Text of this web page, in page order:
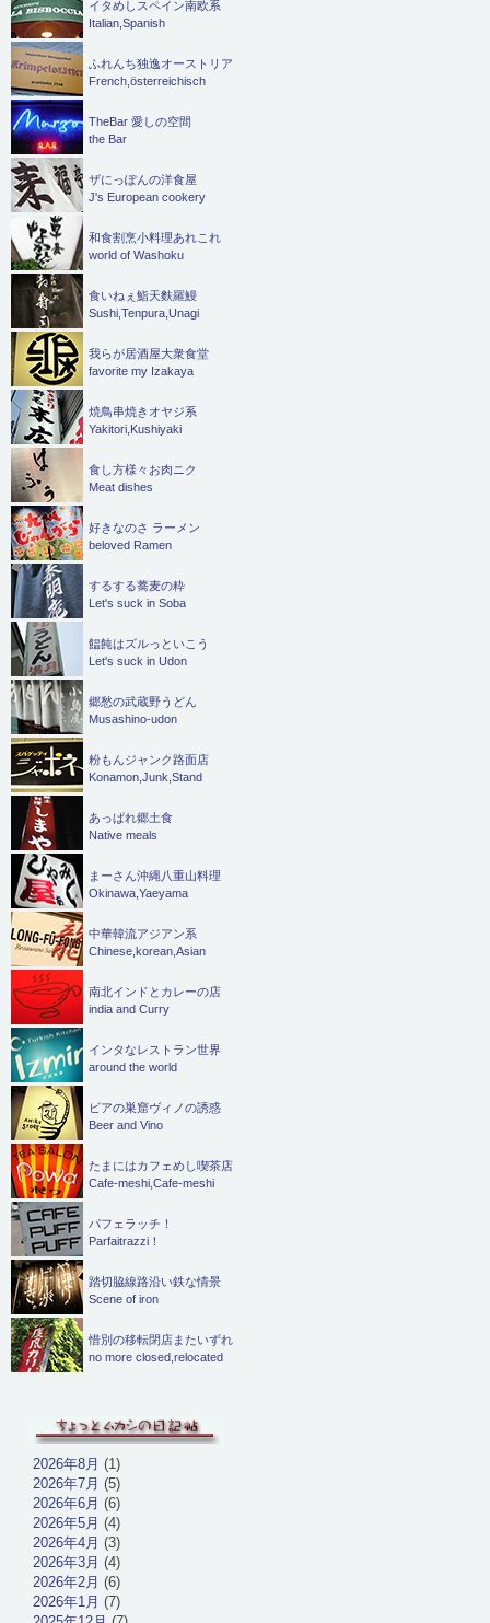
イタめしスペイン南欧系
Italian,Spanish
ふれんち独逸オーストリア
French,österreichisch
TheBar 愛しの空間
the Bar
ザにっぽんの洋食屋
J's European cookery
和食割烹小料理あれこれ
world of Washoku
食いねぇ鮨天麩羅鰻
Sushi,Tenpura,Unagi
我らが居酒屋大衆食堂
favorite my Izakaya
焼鳥串焼きオヤジ系
Yakitori,Kushiyaki
食し方様々お肉ニク
Meat dishes
好きなのさ ラーメン
beloved Ramen
するする蕎麦の粋
Let's suck in Soba
饂飩はズルっといこう
Let's suck in Udon
郷愁の武蔵野うどん
Musashino-udon
粉もんジャンク路面店
Konamon,Junk,Stand
あっぱれ郷土食
Native meals
まーさん沖縄八重山料理
Okinawa,Yaeyama
中華韓流アジアン系
Chinese,korean,Asian
南北インドとカレーの店
india and Curry
インタなレストラン世界
around the world
ビアの巣窟ヴィノの誘惑
Beer and Vino
たまにはカフェめし喫茶店
Cafe-meshi,Cafe-meshi
パフェラッチ！
Parfaitrazzi！
踏切脇線路沿い鉄な情景
Scene of iron
惜別の移転閉店またいずれ
no more closed,relocated
2026年8月 (1)
2026年7月 (5)
2026年6月 (6)
2026年5月 (4)
2026年4月 (3)
2026年3月 (4)
2026年2月 (6)
2026年1月 (7)